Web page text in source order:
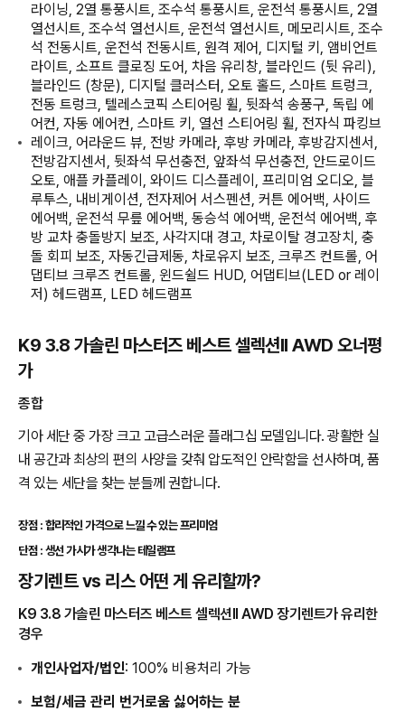
라이닝, 2열 통풍시트, 조수석 통풍시트, 운전석 통풍시트, 2열
열선시트, 조수석 열선시트, 운전석 열선시트, 메모리시트, 조수
석 전동시트, 운전석 전동시트, 원격 제어, 디지털 키, 앰비언트
라이트, 소프트 클로징 도어, 차음 유리창, 블라인드 (뒷 유리),
블라인드 (창문), 디지털 클러스터, 오토 홀드, 스마트 트렁크,
전동 트렁크, 텔레스코픽 스티어링 휠, 뒷좌석 송풍구, 독립 에
어컨, 자동 에어컨, 스마트 키, 열선 스티어링 휠, 전자식 파킹브
레이크, 어라운드 뷰, 전방 카메라, 후방 카메라, 후방감지센서,
전방감지센서, 뒷좌석 무선충전, 앞좌석 무선충전, 안드로이드
오토, 애플 카플레이, 와이드 디스플레이, 프리미엄 오디오, 블
루투스, 내비게이션, 전자제어 서스펜션, 커튼 에어백, 사이드
에어백, 운전석 무릎 에어백, 동승석 에어백, 운전석 에어백, 후
방 교차 충돌방지 보조, 사각지대 경고, 차로이탈 경고장치, 충
돌 회피 보조, 자동긴급제동, 차로유지 보조, 크루즈 컨트롤, 어
댑티브 크루즈 컨트롤, 윈드쉴드 HUD, 어댑티브(LED or 레이
저) 헤드램프, LED 헤드램프
K9 3.8 가솔린 마스터즈 베스트 셀렉션II AWD 오너평
가
종합
기아 세단 중 가장 크고 고급스러운 플래그십 모델입니다. 광활한 실
내 공간과 최상의 편의 사양을 갖춰 압도적인 안락함을 선사하며, 품
격 있는 세단을 찾는 분들께 권합니다.
장점 : 합리적인 가격으로 느낄 수 있는 프리미엄
단점 : 생선 가시가 생각나는 테일램프
장기렌트 vs 리스 어떤 게 유리할까?
K9 3.8 가솔린 마스터즈 베스트 셀렉션II AWD 장기렌트가 유리한
경우
개인사업자/법인: 100% 비용처리 가능
보험/세금 관리 번거로움 싫어하는 분